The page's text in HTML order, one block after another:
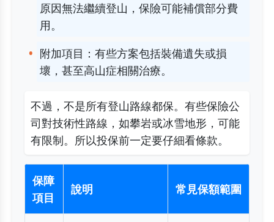
原因無法繼續登山，保險可能補償部分費
用。
附加項目：有些方案包括裝備遺失或損
壞，甚至高山症相關治療。
不過，不是所有登山路線都保。有些保險公
司對技術性路線，如攀岩或冰雪地形，可能
有限制。所以投保前一定要仔細看條款。
保障
項目
說明 常見保額範圍